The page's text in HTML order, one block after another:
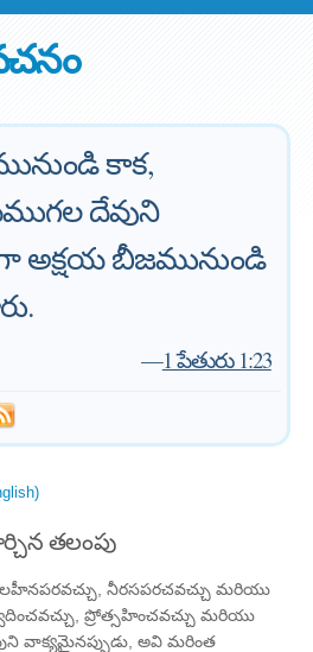
కాక,
దేవుని
బీజమునుండి
—1 పేతురు 1:23
తలంపు
నీరసపరచవచ్చు మరియు
ప్రోత్సహించవచ్చు మరియు
వాక్యమైనప్పుడు, అవి మరింత